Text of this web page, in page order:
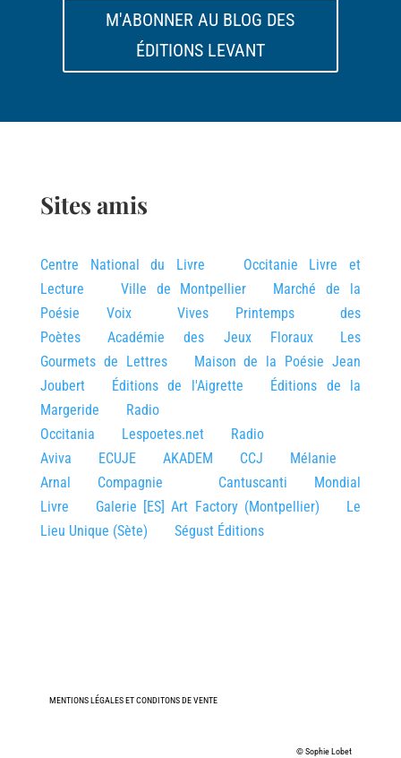
M'ABONNER AU BLOG DES
ÉDITIONS LEVANT
Sites amis
Centre National du Livre
Occitanie Livre et
Lecture
Ville de Montpellier
Marché de la
Poésie
Voix Vives
Printemps des
Poètes
Académie des Jeux Floraux
Les
Gourmets de Lettres
Maison de la Poésie Jean
Joubert
Éditions de l'Aigrette
Éditions de la
Margeride
Radio
Occitania
Lespoetes.net
Radio
Aviva
ECUJE AKADEM CCJ
Mélanie
Arnal
Compagnie Cantuscanti
Mondial
Livre
Galerie [ES] Art Factory (Montpellier)
Le
Lieu Unique (Sète)
Ségust Éditions
MENTIONS LÉGALES ET CONDITONS DE VENTE
© Sophie Lobet